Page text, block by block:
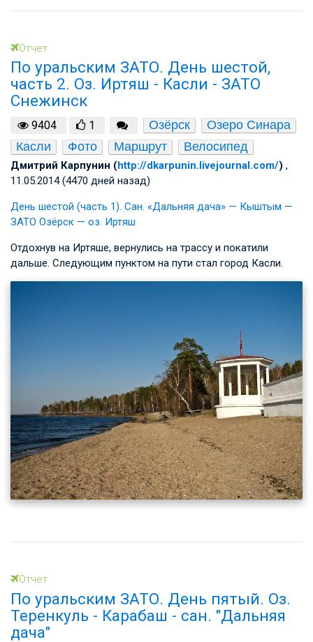
Отчет
По уральским ЗАТО. День шестой,
часть 2. Оз. Иртяш - Касли - ЗАТО
Снежинск
9404 1 Озёрск
Озеро Синара
Касли
Фото Маршрут Велосипед
Дмитрий Карпунин (http://dkarpunin.livejournal.com/) ,
11.05.2014 (4470 дней назад)
День шестой (часть 1). Сан. «Дальняя дача» — Кыштым —
ЗАТО Озёрск — оз. Иртяш
Отдохнув на Иртяше, вернулись на трассу и покатили
дальше. Следующим пунктом на пути стал город Касли.
Отчет
По уральским ЗАТО. День пятый. Оз.
Теренкуль - Карабаш - сан. "Дальняя
дача"